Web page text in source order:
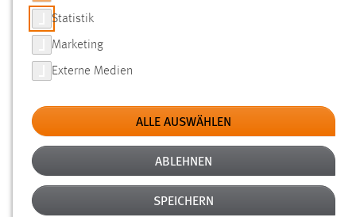
STUDIENTAG: „MENSCH, MEDIZIN
UND TECHNIK – SOZIALE UND
ETHISCHE ASPEKTE“
02.12.2014
Das OTH-Forschungscluster „Ethik,
Technologiefolgenforschung und
Nachhaltige Unternehmensführung“ hatte
Statistik
Marketing
Externe Medien
ALLE AUSWÄHLEN
ABLEHNEN
SPEICHERN